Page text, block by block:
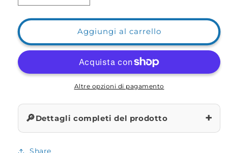
quantità
per
del
SurfCasting
Stefano
quantità
per
ABC
SurfCasting
con
Stefano
Passarelli
Aggiungi al carrello
Altre opzioni di pagamento
🔎Dettagli completi del prodotto +
Share